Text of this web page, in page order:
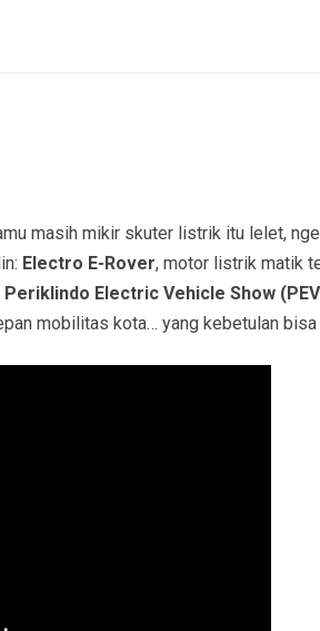
masih mikir skuter listrik itu lelet,
Electro E-Rover, motor listrik matik
Periklindo Electric Vehicle Show
mobilitas kota… yang kebetulan bisa